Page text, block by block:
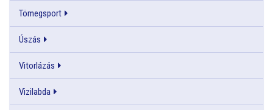
Tömegsport
Úszás
Vitorlázás
Vizilabda